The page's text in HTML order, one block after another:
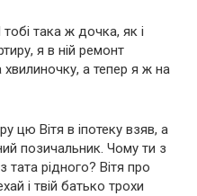
така ж дочка, як і
я в ній ремонт
а тепер я ж на
цю Вітя в іпотеку взяв, а
позичальник. Чому ти з
рідного? Вітя про
і твій батько трохи